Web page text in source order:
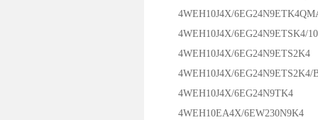
4WEH10J4X/
4WEH10J4X/6EG24N9ETSK4/10
4WEH10J4X/6EG24N9ETS2K4
4WEH10J4X/6EG24N9ETS2K4/
4WEH10J4X/6EG24N9TK4
4WEH10EA4X/6EW230N9K4